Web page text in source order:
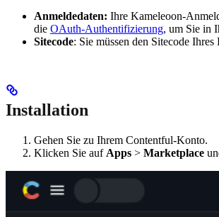
Anmeldedaten: Ihre Kameleoon-
die OAuth-Authentifizierung, um Sie in
Sitecode: Sie müssen den Sitecode
Installation
Gehen Sie zu Ihrem Contentful-Konto.
Klicken Sie auf Apps > Marketplace